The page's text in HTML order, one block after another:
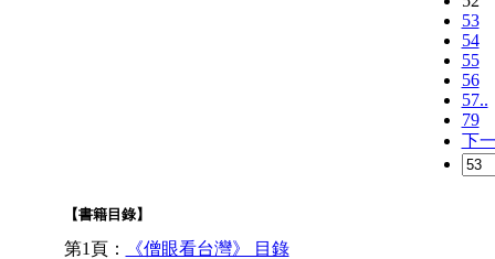
53
54
55
56
57..
79
下
【書籍目錄】
第1頁：
《僧眼看台灣》 目錄